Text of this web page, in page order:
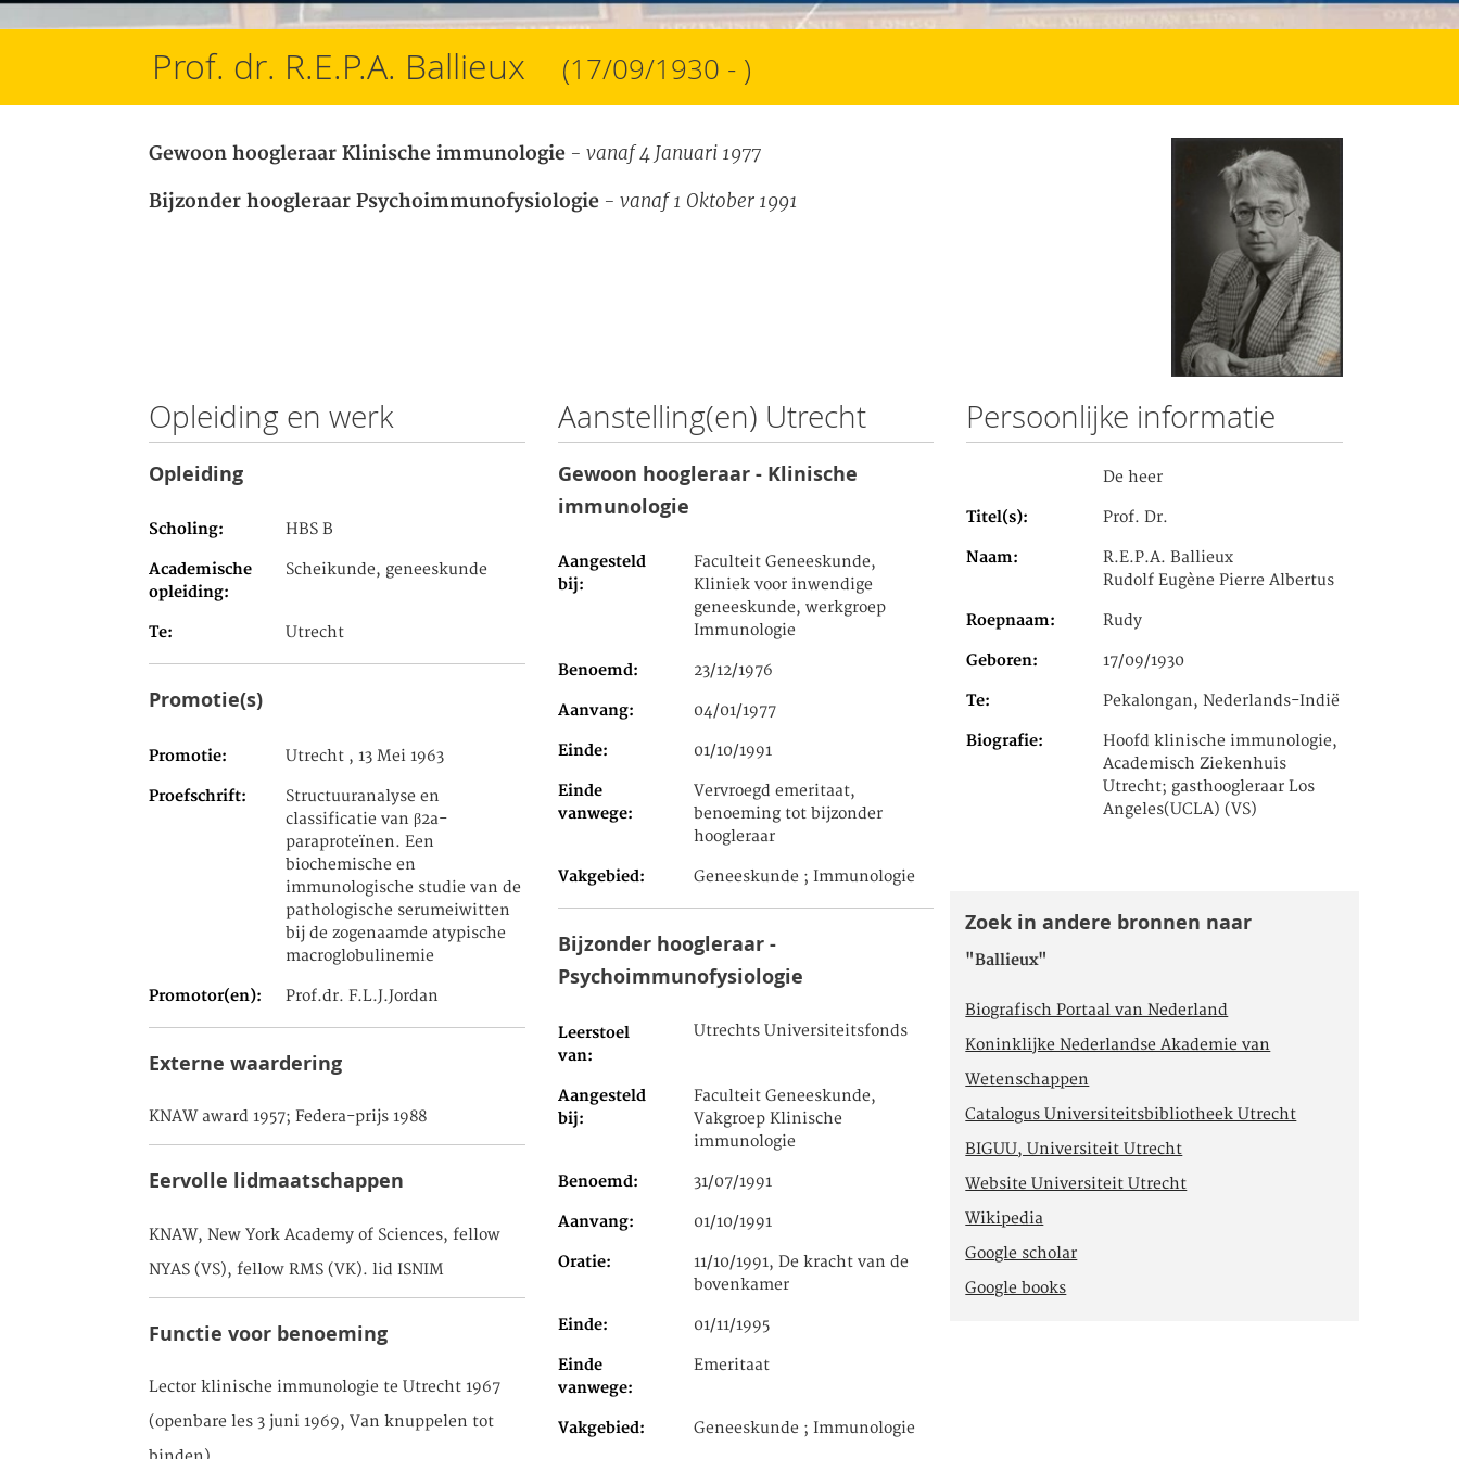
Prof. dr. R.E.P.A. Ballieux (17/09/1930 - )
Gewoon hoogleraar Klinische immunologie - vanaf 4 Januari 1977
Bijzonder hoogleraar Psychoimmunofysiologie - vanaf 1 Oktober 1991
Opleiding en werk
Opleiding
Scholing HBS B
Academische
opleiding
Scheikunde, geneeskunde
Te Utrecht
Promotie(s)
Promotie Utrecht , 13 Mei 1963
Proefschrift
Structuuranalyse en
classificatie van β2a-
paraproteïnen. Een
biochemische en
immunologische studie van de
pathologische serumeiwitten
bij de zogenaamde atypische
macroglobulinemie
Promotor(en) Prof.dr. F.L.J.Jordan
Externe waardering
KNAW award 1957; Federa-prijs 1988
Eervolle lidmaatschappen
KNAW, New York Academy of Sciences, fellow
NYAS (VS), fellow RMS (VK). lid ISNIM
Functie voor benoeming
Lector klinische immunologie te Utrecht 1967
(openbare les 3 juni 1969, Van knuppelen tot
Aanstelling(en) Utrecht
Gewoon hoogleraar - Klinische
immunologie
Aangesteld
bij
Faculteit Geneeskunde,
Kliniek voor inwendige
geneeskunde, werkgroep
Immunologie
Benoemd 23/12/1976
Aanvang 04/01/1977
Einde 01/10/1991
Einde
vanwege
Vervroegd emeritaat,
benoeming tot bijzonder
hoogleraar
Vakgebied Geneeskunde ; Immunologie
Bijzonder hoogleraar -
Psychoimmunofysiologie
Leerstoel
van
Utrechts Universiteitsfonds
Aangesteld
bij
Faculteit Geneeskunde,
Vakgroep Klinische
immunologie
Benoemd 31/07/1991
Aanvang 01/10/1991
Oratie
11/10/1991, De kracht van de
bovenkamer
Einde 01/11/1995
Einde
vanwege
Emeritaat
Vakgebied Geneeskunde ; Immunologie
Persoonlijke informatie
De heer
Titel(s) Prof. Dr.
Naam
R.E.P.A. Ballieux
Rudolf Eugène Pierre Albertus
Roepnaam Rudy
Geboren 17/09/1930
Te Pekalongan, Nederlands-Indië
Biografie
Hoofd klinische immunologie,
Academisch Ziekenhuis
Utrecht; gasthoogleraar Los
Angeles(UCLA) (VS)
Zoek in andere bronnen naar
"Ballieux"
Biografisch Portaal van Nederland
Koninklijke Nederlandse Akademie van
Wetenschappen
Catalogus Universiteitsbibliotheek Utrecht
BIGUU, Universiteit Utrecht
Website Universiteit Utrecht
Wikipedia
Google scholar
Google books